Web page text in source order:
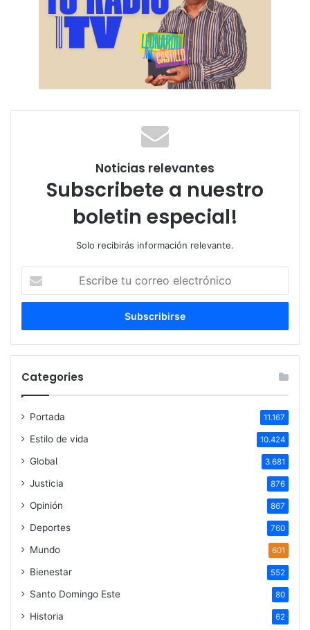
Noticias relevantes
Subscribete a nuestro
boletin especial!
Solo recibirás información relevante.
correo
Categories
Portada 11.167
Estilo de vida 10.424
Global 3.681
Justicia 876
Opinión 867
Deportes 760
Mundo 601
Bienestar 552
Santo Domingo Este 80
Historia 62